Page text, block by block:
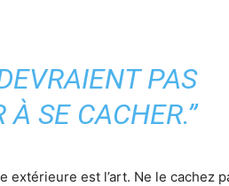
PAS
À SE CACHER.”
est l’art. Ne le cachez